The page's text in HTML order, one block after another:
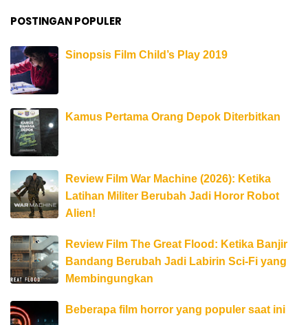
POSTINGAN POPULER
Sinopsis Film Child’s Play 2019
Kamus Pertama Orang Depok Diterbitkan
Review Film War Machine (2026): Ketika
Latihan Militer Berubah Jadi Horor Robot
Alien!
Review Film The Great Flood: Ketika Banjir
Bandang Berubah Jadi Labirin Sci-Fi yang
Membingungkan
Beberapa film horror yang populer saat ini